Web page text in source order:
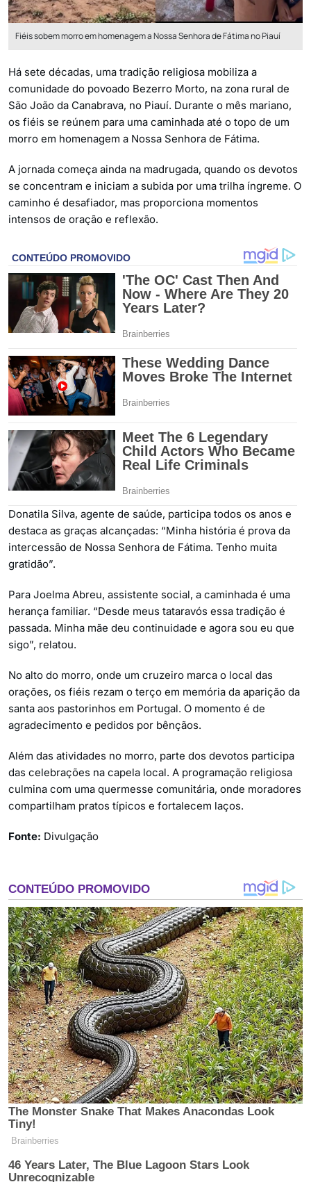
Fiéis sobem morro em homenagem a Nossa Senhora de Fátima no Piauí
Há sete décadas, uma tradição religiosa mobiliza a
comunidade do povoado Bezerro Morto, na zona rural de
São João da Canabrava, no Piauí. Durante o mês mariano,
os fiéis se reúnem para uma caminhada até o topo de um
morro em homenagem a Nossa Senhora de Fátima.
A jornada começa ainda na madrugada, quando os devotos
se concentram e iniciam a subida por uma trilha íngreme. O
caminho é desafiador, mas proporciona momentos
intensos de oração e reflexão.
Donatila Silva, agente de saúde, participa todos os anos e
destaca as graças alcançadas: “Minha história é prova da
intercessão de Nossa Senhora de Fátima. Tenho muita
gratidão”.
Para Joelma Abreu, assistente social, a caminhada é uma
herança familiar. “Desde meus tataravós essa tradição é
passada. Minha mãe deu continuidade e agora sou eu que
sigo”, relatou.
No alto do morro, onde um cruzeiro marca o local das
orações, os fiéis rezam o terço em memória da aparição da
santa aos pastorinhos em Portugal. O momento é de
agradecimento e pedidos por bênçãos.
Além das atividades no morro, parte dos devotos participa
das celebrações na capela local. A programação religiosa
culmina com uma quermesse comunitária, onde moradores
compartilham pratos típicos e fortalecem laços.
Fonte: Divulgação